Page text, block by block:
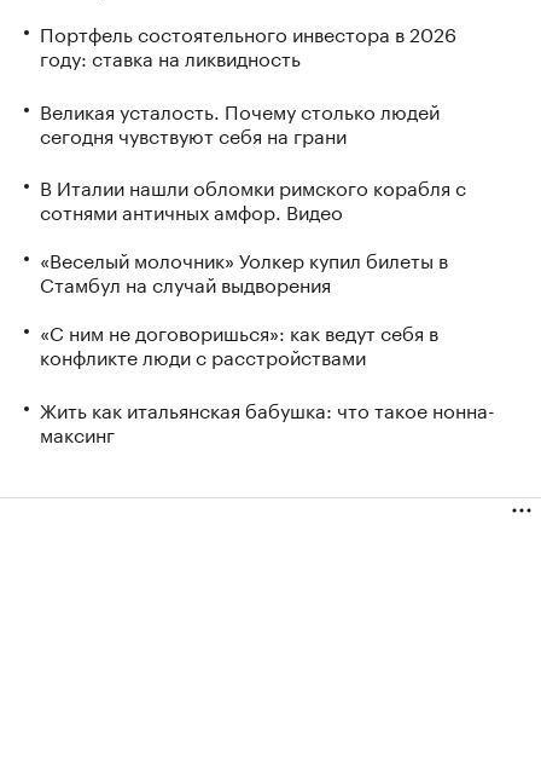
Портфель состоятельного инвестора в 2026
году: ставка на ликвидность
Великая усталость. Почему столько людей
сегодня чувствуют себя на грани
В Италии нашли обломки римского корабля с
сотнями античных амфор. Видео
«Веселый молочник» Уолкер купил билеты в
Стамбул на случай выдворения
«С ним не договоришься»: как ведут себя в
конфликте люди с расстройствами
Жить как итальянская бабушка: что такое нонна-
максинг